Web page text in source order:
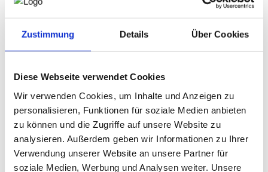
Zustimmung Details Über Cookies
Diese Webseite verwendet Cookies
Wir verwenden Cookies, um Inhalte und Anzeigen zu
personalisieren, Funktionen für soziale Medien anbieten
zu können und die Zugriffe auf unsere Website zu
analysieren. Außerdem geben wir Informationen zu Ihrer
Verwendung unserer Website an unsere Partner für
soziale Medien, Werbung und Analysen weiter. Unsere
MITGLIEDER­VERZEICHNIS
SERVICE
12.07.2022
Sommerfest der Fachgruppe Ingenieurbüros der
Wirtschaftskammer Niederösterreich
geplaudert und neue Kontakte geknüpft. Die Fachgruppe
Ingenieurbüros der Wirtschaftskammer Niederösterreich
(WKNÖ) versteht das Sommerfest als Dankeschön an ihre
hart arbeitenden Mitglieder. Obmann Pichl sprach den
Ingenieur:innen in seiner Begrüßung noch einmal ein
großes Lob aus und wünschte viel Unterhaltung und
Entspannung für diesen Abend.